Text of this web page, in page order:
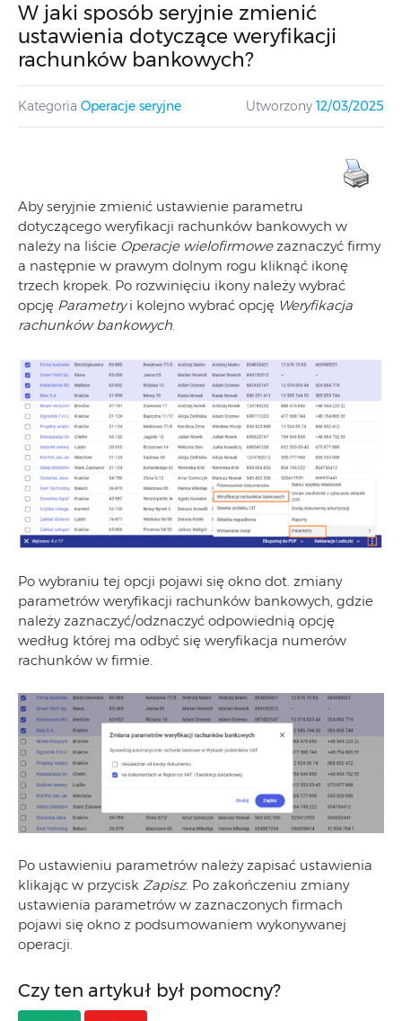
W jaki sposób seryjnie zmienić
ustawienia dotyczące weryfikacji
rachunków bankowych?
Kategoria Operacje seryjne Utworzony 12/03/2025
Aby seryjnie zmienić ustawienie parametru
dotyczącego weryfikacji rachunków bankowych w
należy na liście Operacje wielofirmowezaznaczyć firmy
a następnie w prawym dolnym rogu kliknąć ikonę
trzech kropek. Po rozwinięciu ikony należy wybrać
opcję Parametryi kolejno wybrać opcję Weryfikacja
rachunków bankowych.
Po wybraniu tej opcji pojawi się okno dot. zmiany
parametrów weryfikacji rachunków bankowych, gdzie
należy zaznaczyć/odznaczyć odpowiednią opcję
według której ma odbyć się weryfikacja numerów
rachunków w firmie.
Po ustawieniu parametrów należy zapisać ustawienia
klikając w przycisk Zapisz. Po zakończeniu zmiany
ustawienia parametrów w zaznaczonych firmach
pojawi się okno z podsumowaniem wykonywanej
operacji.
Czy ten artykuł był pomocny?